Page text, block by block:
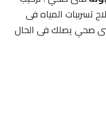
المياه فى
يصلك فى الحال